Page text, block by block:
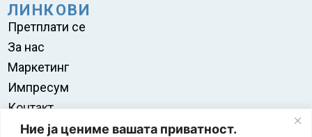
Ние ја цениме вашата приватност.
ЛИНКОВИ
Претплати се
За нас
Маркетинг
Импресум
Контакт
Правила на користење